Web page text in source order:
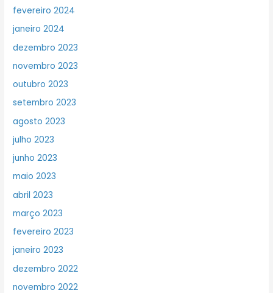
fevereiro 2024
janeiro 2024
dezembro 2023
novembro 2023
outubro 2023
setembro 2023
agosto 2023
julho 2023
junho 2023
maio 2023
abril 2023
março 2023
fevereiro 2023
janeiro 2023
dezembro 2022
novembro 2022